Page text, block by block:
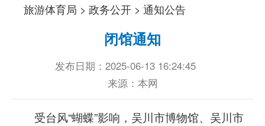
旅游体育局 >政务公开 >通知公告
闭馆通知
发布日期：2025-06-13 16:24:45
来源：本网
受台风“蝴蝶”影响，吴川市博物馆、吴川市